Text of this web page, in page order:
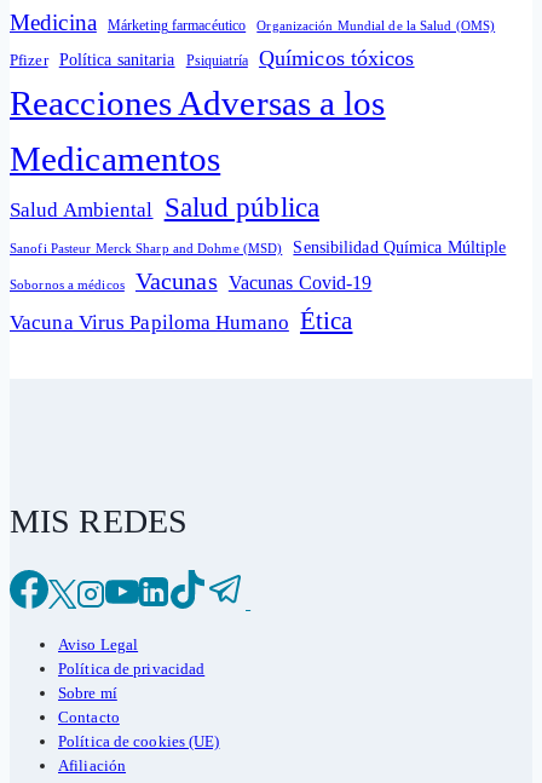
Medicina Márketing farmacéutico Organización Mundial de la Salud (OMS)
Pfizer Política sanitaria Psiquiatría Químicos tóxicos
Reacciones Adversas a los
Medicamentos
Salud Ambiental Salud pública
Sanofi Pasteur Merck Sharp and Dohme (MSD) Sensibilidad Química Múltiple
Sobornos a médicos Vacunas Vacunas Covid-19
Vacuna Virus Papiloma Humano Ética
MIS REDES
Aviso Legal
Política de privacidad
Sobre mí
Contacto
Política de cookies (UE)
Afiliación